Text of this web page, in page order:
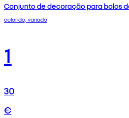
Conjunto de decoração para bolos
colorido, variado
1
30
€